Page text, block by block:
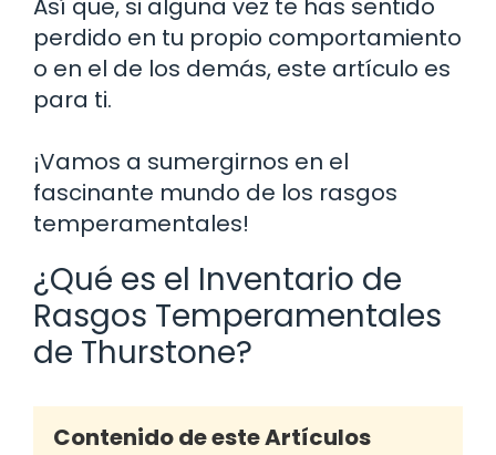
Así que, si alguna vez te has sentido
perdido en tu propio comportamiento
o en el de los demás, este artículo es
para ti.
¡Vamos a sumergirnos en el
fascinante mundo de los rasgos
temperamentales!
¿Qué es el Inventario de
Rasgos Temperamentales
de Thurstone?
Contenido de este Artículos